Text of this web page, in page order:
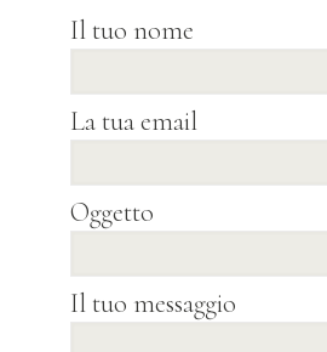
Il tuo nome
La tua email
Oggetto
Il tuo messaggio